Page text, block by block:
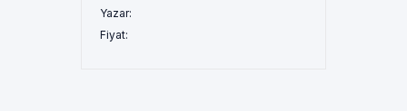
Yazar:
Fiyat: